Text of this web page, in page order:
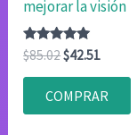
mejorar la visión
Valorado
con
4.83
de 5
$85.02El
original
era:
$42.51
actual
es:
COMPRAR